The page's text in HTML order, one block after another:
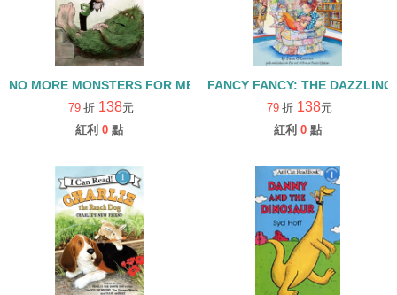
NO MORE MONSTERS FOR ME / L1 [汪培珽英文書單]
79 折 138元
紅利 0 點
FANCY FANCY: THE
79 折 138元
紅利 0 點